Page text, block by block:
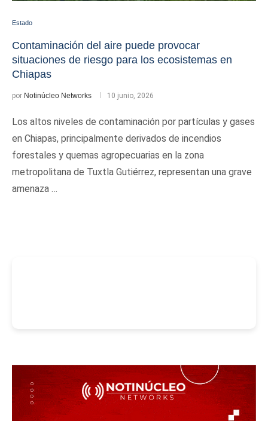
Estado
Contaminación del aire puede provocar
situaciones de riesgo para los ecosistemas en
Chiapas
por Notinúcleo Networks 10 junio, 2026
Los altos niveles de contaminación por partículas y gases
en Chiapas, principalmente derivados de incendios
forestales y quemas agropecuarias en la zona
metropolitana de Tuxtla Gutiérrez, representan una grave
amenaza …